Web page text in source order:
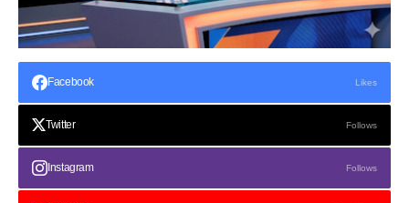
Facebook Likes
Twitter Follows
Instagram Follows